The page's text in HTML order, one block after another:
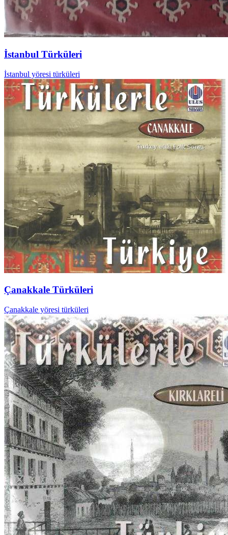
İstanbul Türküleri
İstanbul yöresi türküleri
Çanakkale Türküleri
Çanakkale yöresi türküleri